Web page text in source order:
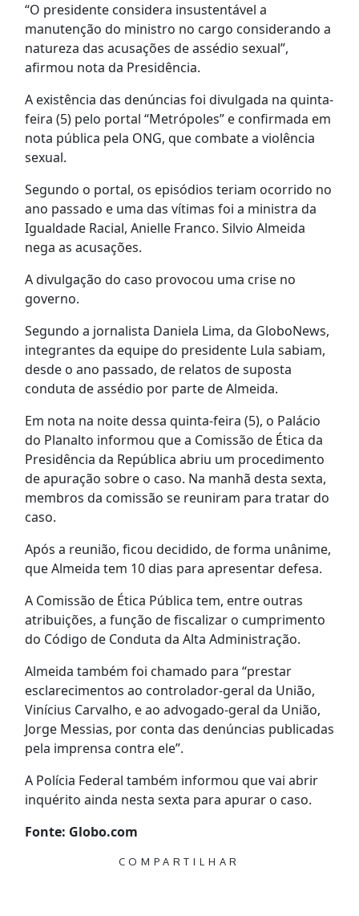
“O presidente considera insustentável a
manutenção do ministro no cargo considerando a
natureza das acusações de assédio sexual”,
afirmou nota da Presidência.
A existência das denúncias foi divulgada na quinta-
feira (5) pelo portal “Metrópoles” e confirmada em
nota pública pela ONG, que combate a violência
sexual.
Segundo o portal, os episódios teriam ocorrido no
ano passado e uma das vítimas foi a ministra da
Igualdade Racial, Anielle Franco. Silvio Almeida
nega as acusações.
A divulgação do caso provocou uma crise no
governo.
Segundo a jornalista Daniela Lima, da GloboNews,
integrantes da equipe do presidente Lula sabiam,
desde o ano passado, de relatos de suposta
conduta de assédio por parte de Almeida.
Em nota na noite dessa quinta-feira (5), o Palácio
do Planalto informou que a Comissão de Ética da
Presidência da República abriu um procedimento
de apuração sobre o caso. Na manhã desta sexta,
membros da comissão se reuniram para tratar do
caso.
Após a reunião, ficou decidido, de forma unânime,
que Almeida tem 10 dias para apresentar defesa.
A Comissão de Ética Pública tem, entre outras
atribuições, a função de fiscalizar o cumprimento
do Código de Conduta da Alta Administração.
Almeida também foi chamado para “prestar
esclarecimentos ao controlador-geral da União,
Vinícius Carvalho, e ao advogado-geral da União,
Jorge Messias, por conta das denúncias publicadas
pela imprensa contra ele”.
A Polícia Federal também informou que vai abrir
inquérito ainda nesta sexta para apurar o caso.
Fonte: Globo.com
COMPARTILHAR